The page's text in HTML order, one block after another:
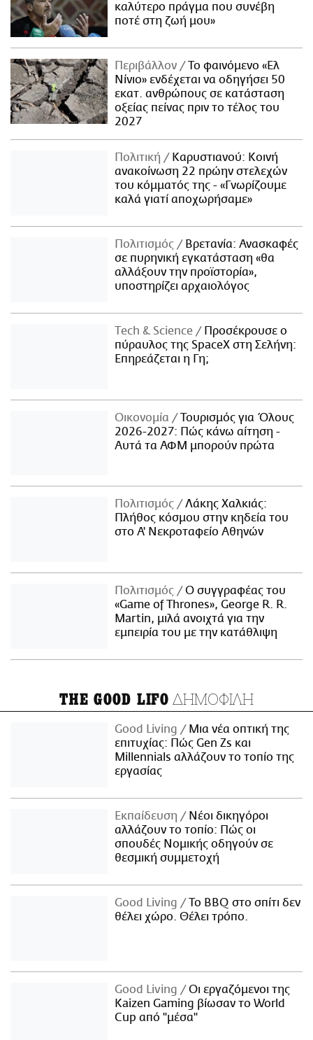
καλύτερο πράγμα που συνέβη
ποτέ στη ζωή μου»
Περιβάλλον
Το φαινόμενο «Ελ
Νίνιο» ενδέχεται να οδηγήσει 50
εκατ. ανθρώπους σε κατάσταση
οξείας πείνας πριν το τέλος του
2027
Πολιτική
Καρυστιανού: Κοινή
ανακοίνωση 22 πρώην στελεχών
του κόμματός της - «Γνωρίζουμε
καλά γιατί αποχωρήσαμε»
Πολιτισμός
Βρετανία: Ανασκαφές
σε πυρηνική εγκατάσταση «θα
αλλάξουν την προϊστορία»,
υποστηρίζει αρχαιολόγος
Τech & Science
Προσέκρουσε ο
πύραυλος της SpaceX στη Σελήνη:
Επηρεάζεται η Γη;
Οικονομία
Τουρισμός για Όλους
2026-2027: Πώς κάνω αίτηση -
Αυτά τα ΑΦΜ μπορούν πρώτα
Πολιτισμός
Λάκης Χαλκιάς:
Πλήθος κόσμου στην κηδεία του
στο Α' Νεκροταφείο Αθηνών
Πολιτισμός
Ο συγγραφέας του
«Game of Thrones», George R. R.
Martin, μιλά ανοιχτά για την
εμπειρία του με την κατάθλιψη
THE GOOD LIFO ΔΗΜΟΦΙΛΗ
Good Living
Μια νέα οπτική της
επιτυχίας: Πώς Gen Zs και
Millennials αλλάζουν το τοπίο της
εργασίας
Εκπαίδευση
Νέοι δικηγόροι
αλλάζουν το τοπίο: Πώς οι
σπουδές Νομικής οδηγούν σε
θεσμική συμμετοχή
Good Living
Το BBQ στο σπίτι δεν
θέλει χώρο. Θέλει τρόπο.
Good Living
Οι εργαζόμενοι της
Kaizen Gaming βίωσαν το World
Cup από "μέσα"